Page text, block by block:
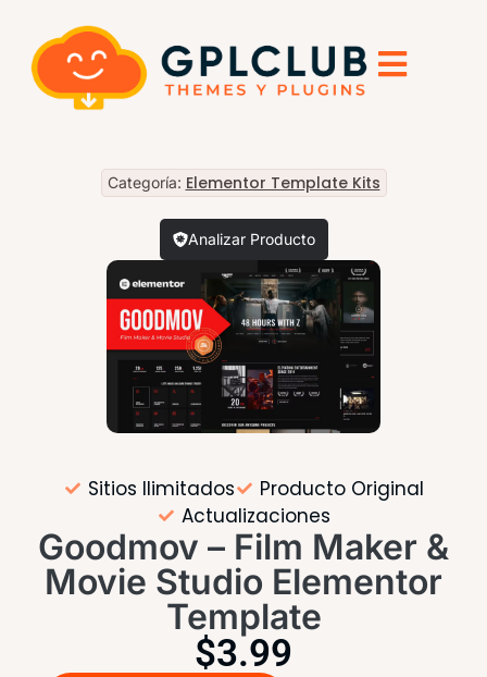
Categoría: Elementor Template Kits
Analizar Producto
Sitios Ilimitados
Producto Original
Actualizaciones
Goodmov – Film Maker &
Movie Studio Elementor
Template
$3.99